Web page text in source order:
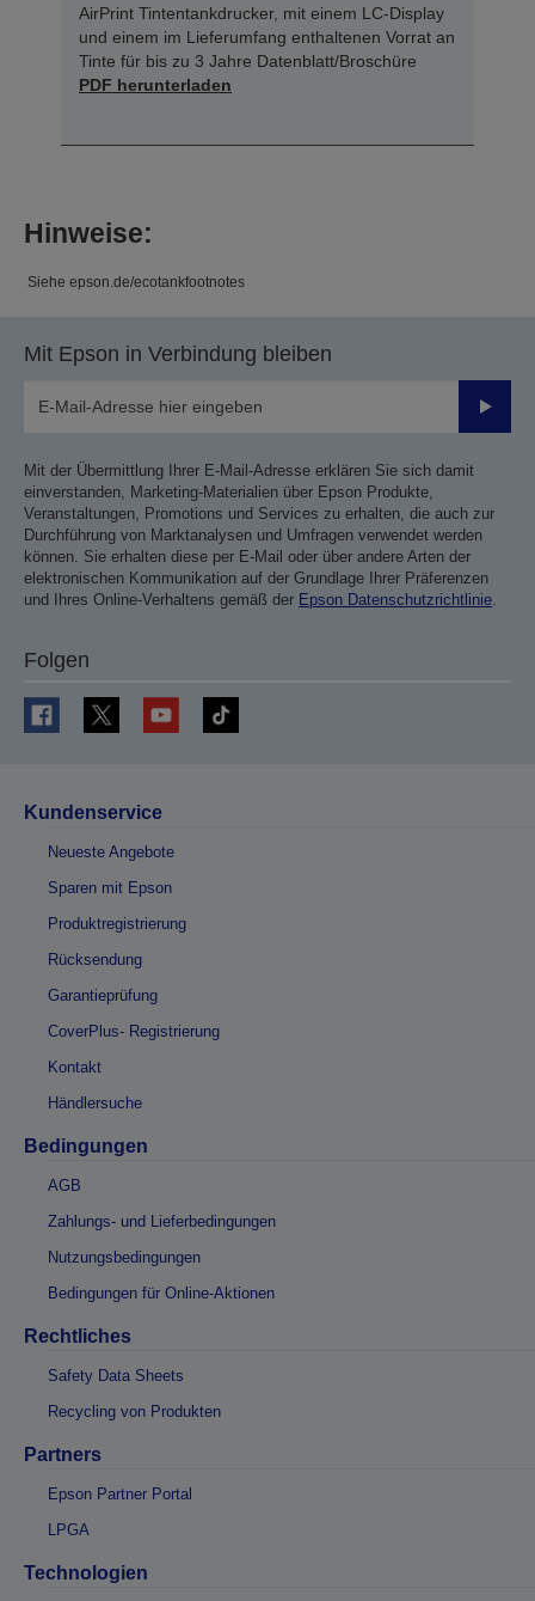
AirPrint Tintentankdrucker, mit einem LC-Display
und einem im Lieferumfang enthaltenen Vorrat an
Tinte für bis zu 3 Jahre Datenblatt/Broschüre
PDF herunterladen
Hinweise:
Siehe epson.de/ecotankfootnotes
Mit Epson in Verbindung bleiben
Mit der Übermittlung Ihrer E-Mail-Adresse erklären Sie sich damit
einverstanden, Marketing-Materialien über Epson Produkte,
Veranstaltungen, Promotions und Services zu erhalten, die auch zur
Durchführung von Marktanalysen und Umfragen verwendet werden
können. Sie erhalten diese per E-Mail oder über andere Arten der
elektronischen Kommunikation auf der Grundlage Ihrer Präferenzen
und Ihres Online-Verhaltens gemäß der Epson Datenschutzrichtlinie
Folgen
Kundenservice
Neueste Angebote
Sparen mit Epson
Produktregistrierung
Rücksendung
Garantieprüfung
CoverPlus- Registrierung
Kontakt
Händlersuche
Bedingungen
AGB
Zahlungs- und Lieferbedingungen
Nutzungsbedingungen
Bedingungen für Online-Aktionen
Rechtliches
Safety Data Sheets
Recycling von Produkten
Partners
Epson Partner Portal
LPGA
Technologien